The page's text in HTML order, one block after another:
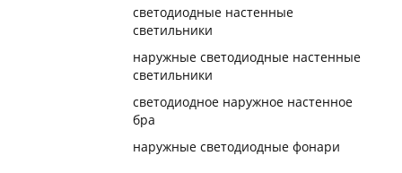
светодиодные настенные
светильники
наружные светодиодные настенные
светильники
светодиодное наружное настенное
бра
наружные светодиодные фонари